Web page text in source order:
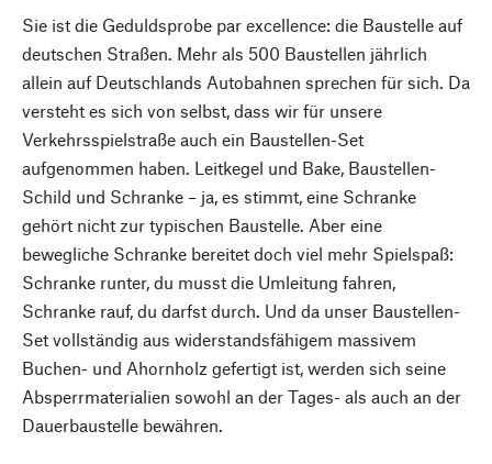
Sie ist die Geduldsprobe par excellence: die Baustelle auf
deutschen Straßen. Mehr als 500 Baustellen jährlich
allein auf Deutschlands Autobahnen sprechen für sich. Da
versteht es sich von selbst, dass wir für unsere
Verkehrsspielstraße auch ein Baustellen-Set
aufgenommen haben. Leitkegel und Bake, Baustellen-
Schild und Schranke – ja, es stimmt, eine Schranke
gehört nicht zur typischen Baustelle. Aber eine
bewegliche Schranke bereitet doch viel mehr Spielspaß:
Schranke runter, du musst die Umleitung fahren,
Schranke rauf, du darfst durch. Und da unser Baustellen-
Set vollständig aus widerstandsfähigem massivem
Buchen- und Ahornholz gefertigt ist, werden sich seine
Absperrmaterialien sowohl an der Tages- als auch an der
Dauerbaustelle bewähren.